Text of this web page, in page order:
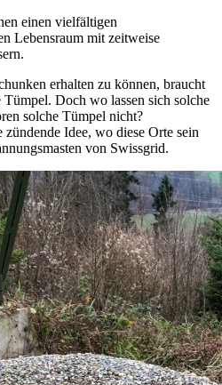
einen vielfältigen
Lebensraum mit zeitweise
erhalten zu können, braucht
Tümpel. Doch wo lassen sich solche
solche Tümpel nicht?
zündende Idee, wo diese Orte sein
von Swissgrid.